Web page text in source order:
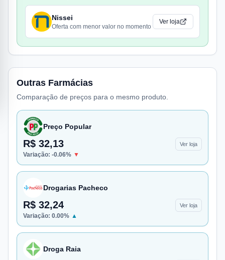
Nissei
Oferta com menor valor no momento
Ver loja
Outras Farmácias
Comparação de preços para o mesmo produto.
Preço Popular
R$ 32,13 Ver loja
Variação: -0.06% ▼
Drogarias Pacheco
R$ 32,24 Ver loja
Variação: 0.00% ▲
Droga Raia